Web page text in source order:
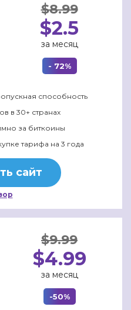
$8.99
$2.5
за месяц
- 72%
способность
в 30+ странах
за биткоины
тарифа на 3 года
сайт
$9.99
$4.99
за месяц
-50%